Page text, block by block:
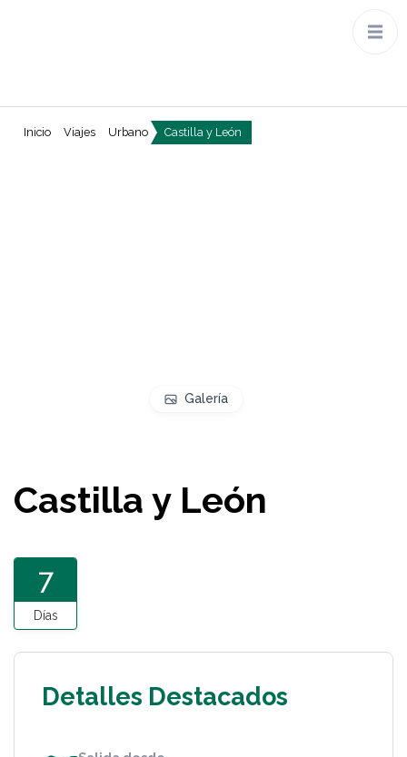
Inicio Viajes Urbano Castilla y León
Galería
Castilla y León
7
Días
Detalles Destacados